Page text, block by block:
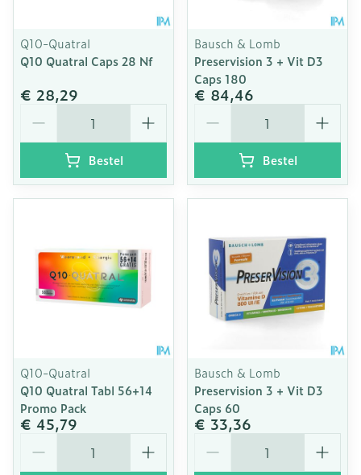
Q10-Quatral
Q10 Quatral Caps 28 Nf
€ 28,29
Bestel
Bausch & Lomb
Preservision 3 + Vit D3
Caps 180
€ 84,46
Bestel
Q10-Quatral
Q10 Quatral Tabl 56+14
Promo Pack
€ 45,79
Bausch & Lomb
Preservision 3 + Vit D3
Caps 60
€ 33,36